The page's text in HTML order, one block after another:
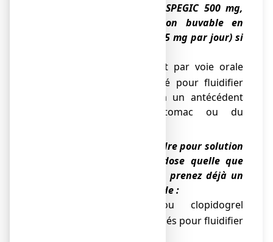
de faibles doses d’ASPEGIC 500 mg,
poudre pour solution buvable en
sachet-dose (50 à 375 mg par jour) si
un anticoagulant par voie orale
(médicament utilisé pour fluidifier
le sang) et qu’il a un antécédent
d’ulcère de l’estomac ou du
ASPEGIC 500 mg, poudre pour solution
buvable en sachet-dose quelle que
soit la dose, si vous prenez déjà un
médicament à base de :
ticlopidine ou clopidogrel
(médicaments utilisés pour fluidifier